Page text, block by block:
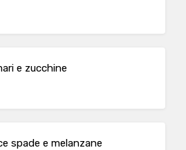
e zucchine
spade e melanzane